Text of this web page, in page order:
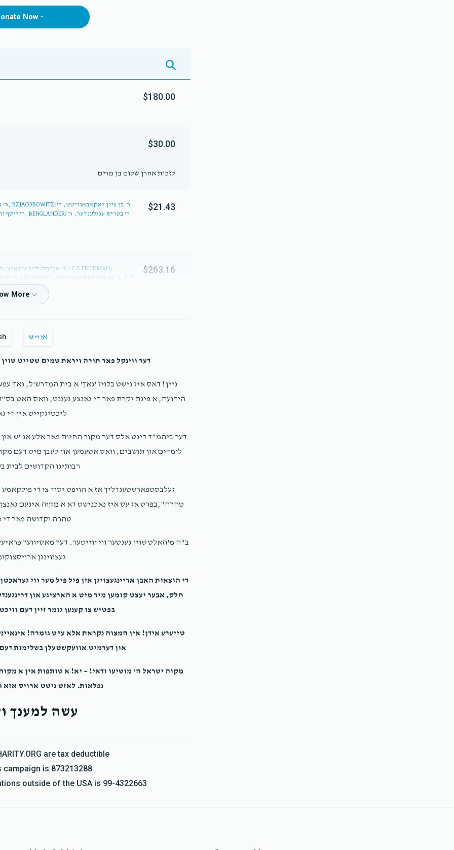
Now -
$180.00
$30.00
לזכות אהרן שלום בן מרים
$21.43
$263.16
אידיש
דער ווינקל פאר תורה ויראת שמים שטייט
ניין! דאס איז נישט בלויז 'נאך' א בית המדרש'ל, נאך
הידועה, א פינת יקרת פאר די גאנצע געגנט, וואס האט
ליכטיגקייט אין די
דער ביהמ"ד דינט אלס דער מקור החיות פאר אלע אנ"ש און
לומדים און תושבים, וואס אטעמען און לעבן מיט דעם
רבותינו הקדושים לבית
זעלבסטפארשטענדליך אז א הויפט יסוד צו די
טהרה",בפרט אז עס איז נאכנישט דא א מקוה אינעם גאנצן
טהרה וקדושה פאר די
ב"ה מ'האלט שוין נענטער ווי ווייטער. דער מאסיווער
געצווינגן
די הוצאות האבן אריינגעצויגן אין פיל פיל מער ווי
חלק, אבער יעצט קומען מיר מיט א הארציגע און
בפטיש צו קענען גומר זיין דעם
טייערע אידן! אין המצוה נקראת אלא ע"ש גומרה!
און דערמיט אוועקשטעלן בשלימות
מקוה ישראל ה' מושיעו ודאי! – יא! א שותפות אין א
נפלאות. לאזט נישט ארויס אזא
עשה למענך
are tax deductible
campaign is 873213288
outside of the USA is 99-4322663